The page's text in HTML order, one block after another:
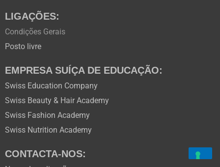
LIGAÇÕES:
Condições Gerais
Posto livre
EMPRESA SUÍÇA DE EDUCAÇÃO:
Swiss Education Company
Swiss Beauty & Hair Academy
Swiss Fashion Academy
Swiss Nutrition Academy
CONTACTA-NOS: